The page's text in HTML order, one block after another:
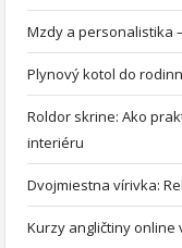
Mzdy a personalistika
Plynový kotol do
Roldor skrine: Ako
interiéru
Dvojmiestna vírivka:
Kurzy angličtiny